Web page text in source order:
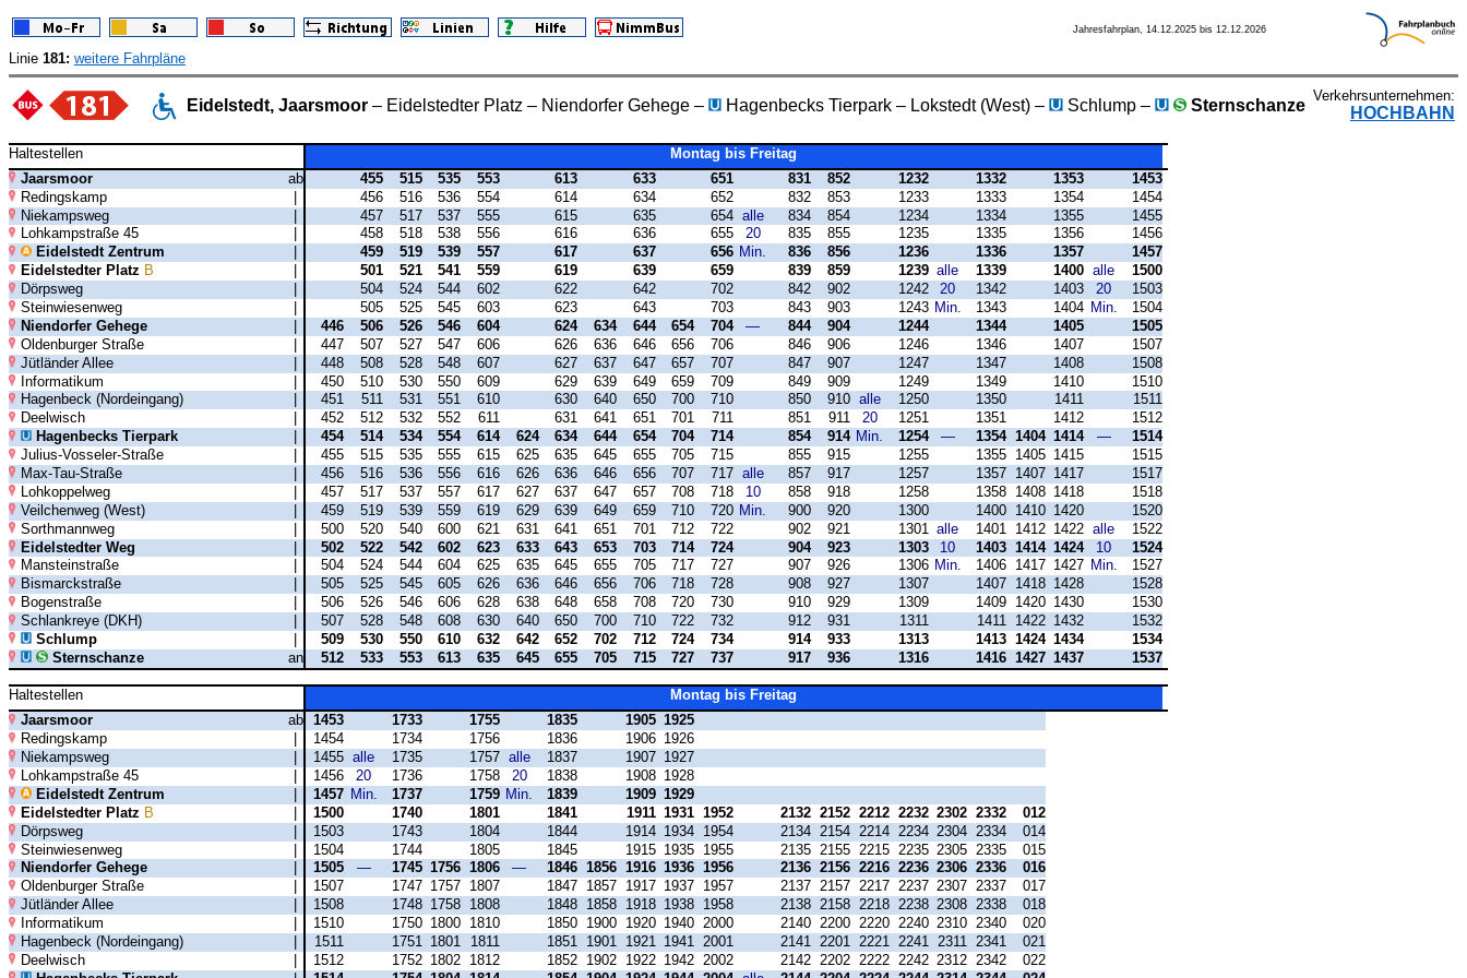
Jahresfahrplan, 14.12.2025 bis 12.12.2026
Linie 181: weitere Fahrpläne
Eidelstedt, Jaarsmoor– Eidelstedter Platz – Niendorfer Gehege – Hagenbecks Tierpark – Lokstedt (West) – Schlump – Sternschanze
Verkehrsunternehmen:
HOCHBAHN
Haltestellen
Montag bis Freitag
Jaarsmoor
ab 455 515 535 553 613 633 651 831 852 1232 1332 1353
1453
Redingskamp
| 456 516 536 554 614 634 652 832 853 1233 1333 1354
1454
Niekampsweg
| 457 517 537 555 615 635 654 alle 834 854 1234 1334 1355
1455
Lohkampstraße 45
458 518 538 556 616 636 655 20 835 855 1235 1335 1356
1456
Eidelstedt Zentrum
459 519 539 557 617 637 656 Min. 836 856 1236 1336 1357
1457
Eidelstedter Platz B 501 521 541 559 619 639 659 839 859 1239 alle 1339 1400 alle
1500
Dörpsweg
504 524 544 602 622 642 702 842 902 1242 20 1342 1403 20
1503
Steinwiesenweg
505 525 545 603 623 643 703 843 903 1243 Min. 1343 1404 Min.
1504
Niendorfer Gehege
446 506 526 546 604 624 634 644 654 704 — 844 904 1244 1344 1405
1505
Oldenburger Straße
447 507 527 547 606 626 636 646 656 706 846 906 1246 1346 1407
1507
Jütländer Allee
| 448 508 528 548 607 627 637 647 657 707 847 907 1247 1347 1408
1508
Informatikum
| 450 510 530 550 609 629 639 649 659 709 849 909 1249 1349 1410
1510
Hagenbeck (Nordeingang)
451 511 531 551 610 630 640 650 700 710 850 910 alle 1250 1350 1411
1511
Deelwisch
452 512 532 552 611 631 641 651 701 711 851 911 20 1251 1351 1412
1512
Hagenbecks Tierpark
454 514 534 554 614 624 634 644 654 704 714 854 914 Min. 1254 — 1354 1404 1414 —
1514
Julius-Vosseler-Straße
455 515 535 555 615 625 635 645 655 705 715 855 915 1255 1355 1405 1415
1515
Max-Tau-Straße
456 516 536 556 616 626 636 646 656 707 717 alle 857 917 1257 1357 1407 1417
1517
Lohkoppelweg
457 517 537 557 617 627 637 647 657 708 718 10 858 918 1258 1358 1408 1418
1518
Veilchenweg (West)
459 519 539 559 619 629 639 649 659 710 720 Min. 900 920 1300 1400 1410 1420
1520
Sorthmannweg
| 500 520 540 600 621 631 641 651 701 712 722 902 921 1301 alle 1401 1412 1422 alle
1522
Eidelstedter Weg
| 502 522 542 602 623 633 643 653 703 714 724 904 923 1303 10 1403 1414 1424 10
1524
Mansteinstraße
504 524 544 604 625 635 645 655 705 717 727 907 926 1306 Min. 1406 1417 1427 Min.
1527
Bismarckstraße
505 525 545 605 626 636 646 656 706 718 728 908 927 1307 1407 1418 1428
1528
Bogenstraße
506 526 546 606 628 638 648 658 708 720 730 910 929 1309 1409 1420 1430
1530
Schlankreye (DKH)
507 528 548 608 630 640 650 700 710 722 732 912 931 1311 1411 1422 1432
1532
Schlump
509 530 550 610 632 642 652 702 712 724 734 914 933 1313 1413 1424 1434
1534
Sternschanze
an 512 533 553 613 635 645 655 705 715 727 737 917 936 1316 1416 1427 1437 1537
Haltestellen
Montag bis Freitag
Jaarsmoor
ab 1453 1733 1755 1835 1905 1925
Redingskamp
1454 1734 1756 1836 1906 1926
Niekampsweg
1455 alle 1735 1757 alle 1837 1907 1927
Lohkampstraße 45
1456 20 1736 1758 20 1838 1908 1928
Eidelstedt Zentrum
1457 Min. 1737 1759 Min. 1839 1909 1929
Eidelstedter Platz B | 1500 1740 1801 1841 1911 1931 1952 2132 2152 2212 2232 2302 2332
012
Dörpsweg
| 1503 1743 1804 1844 1914 1934 1954 2134 2154 2214 2234 2304 2334
014
Steinwiesenweg
| 1504 1744 1805 1845 1915 1935 1955 2135 2155 2215 2235 2305 2335
015
Niendorfer Gehege
1505 — 1745 1756 1806 — 1846 1856 1916 1936 1956 2136 2156 2216 2236 2306 2336
016
Oldenburger Straße
1507 1747 1757 1807 1847 1857 1917 1937 1957 2137 2157 2217 2237 2307 2337
017
Jütländer Allee
1508 1748 1758 1808 1848 1858 1918 1938 1958 2138 2158 2218 2238 2308 2338
018
Informatikum
1510 1750 1800 1810 1850 1900 1920 1940 2000 2140 2200 2220 2240 2310 2340
020
Hagenbeck (Nordeingang)
1511 1751 1801 1811 1851 1901 1921 1941 2001 2141 2201 2221 2241 2311 2341
021
Deelwisch
1512 1752 1802 1812 1852 1902 1922 1942 2002 2142 2202 2222 2242 2312 2342
022